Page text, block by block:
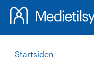
Startsiden